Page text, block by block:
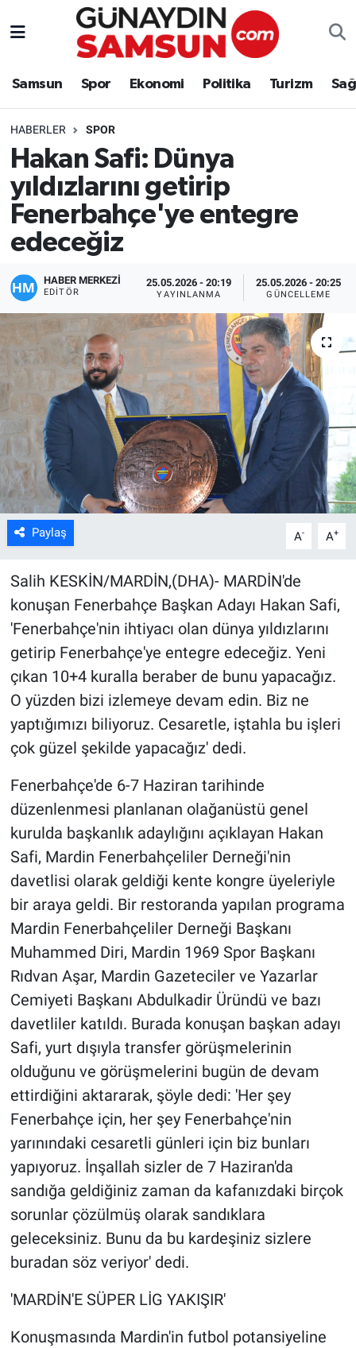
Samsun Spor Ekonomi Politika Turizm
HABERLER SPOR
Hakan Safi: Dünya
yıldızlarını getirip
Fenerbahçe'ye entegre
edeceğiz
HABER MERKEZİ
EDITÖR
25.05.2026 - 20:19
YAYINLANMA
25.05.2026 - 20:25
GÜNCELLEME
Paylaş A- A+
Salih KESKİN/MARDİN,(DHA)- MARDİN'de
konuşan Fenerbahçe Başkan Adayı Hakan Safi,
'Fenerbahçe'nin ihtiyacı olan dünya yıldızlarını
getirip Fenerbahçe'ye entegre edeceğiz. Yeni
çıkan 10+4 kuralla beraber de bunu yapacağız.
O yüzden bizi izlemeye devam edin. Biz ne
yaptığımızı biliyoruz. Cesaretle, iştahla bu işleri
çok güzel şekilde yapacağız' dedi.
Fenerbahçe'de 6-7 Haziran tarihinde
düzenlenmesi planlanan olağanüstü genel
kurulda başkanlık adaylığını açıklayan Hakan
Safi, Mardin Fenerbahçeliler Derneği'nin
davetlisi olarak geldiği kente kongre üyeleriyle
bir araya geldi. Bir restoranda yapılan programa
Mardin Fenerbahçeliler Derneği Başkanı
Muhammed Diri, Mardin 1969 Spor Başkanı
Rıdvan Aşar, Mardin Gazeteciler ve Yazarlar
Cemiyeti Başkanı Abdulkadir Üründü ve bazı
davetliler katıldı. Burada konuşan başkan adayı
Safi, yurt dışıyla transfer görüşmelerinin
olduğunu ve görüşmelerini bugün de devam
ettirdiğini aktararak, şöyle dedi: 'Her şey
Fenerbahçe için, her şey Fenerbahçe'nin
yarınındaki cesaretli günleri için biz bunları
yapıyoruz. İnşallah sizler de 7 Haziran'da
sandığa geldiğiniz zaman da kafanızdaki birçok
sorunlar çözülmüş olarak sandıklara
geleceksiniz. Bunu da bu kardeşiniz sizlere
buradan söz veriyor' dedi.
'MARDİN'E SÜPER LİG YAKIŞIR'
Konuşmasında Mardin'in futbol potansiyeline
Samsun
Politika
Turizm
Yaşam
Kültür Sanat
Bilim ve Teknoloji
Genel
Nöbetçi Eczaneler
Süper Lig Puan Durumu ve Fikstür
Tüm Manşetler